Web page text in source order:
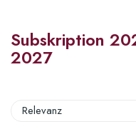
Subskription
2027
Relevanz